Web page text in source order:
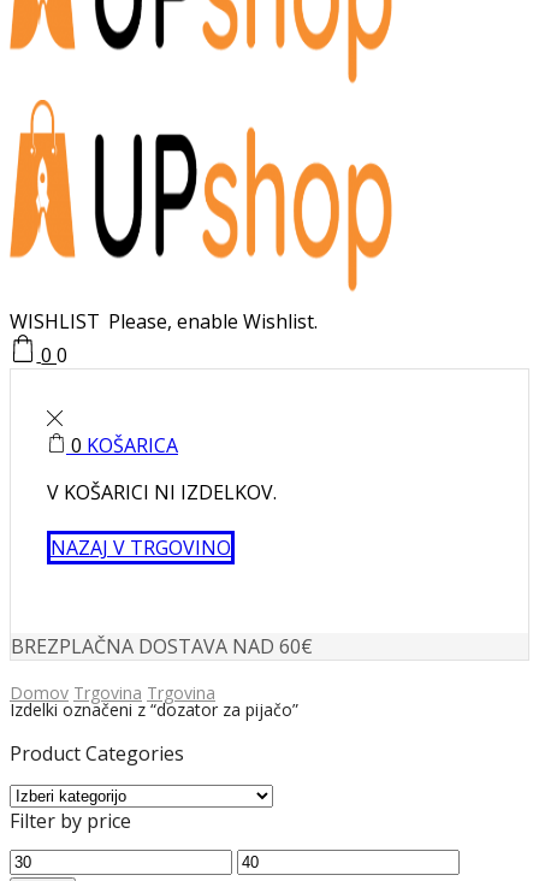
WISHLIST Please, enable Wishlist.
00
0 KOŠARICA
V KOŠARICI NI IZDELKOV.
NAZAJ V TRGOVINO
BREZPLAČNA DOSTAVA NAD 60€
Domov Trgovina Trgovina
Izdelki označeni z “dozator za pijačo”
Product Categories
Filter by price
Min
Max